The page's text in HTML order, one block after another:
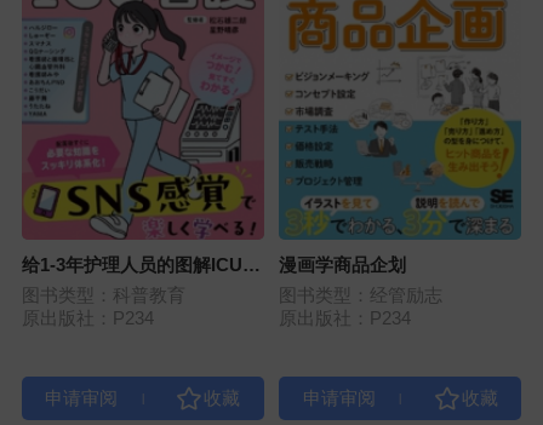
给1-3年护理人员的图解ICU看
护
图书类型：科普教育
原出版社：P234
漫画学商品企划
图书类型：经管励志
原出版社：P234